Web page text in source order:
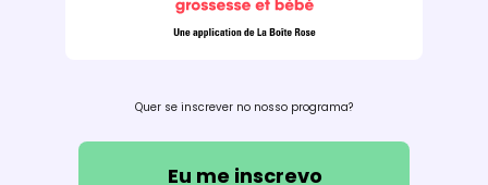
Quer se inscrever no nosso programa?
Eu me inscrevo